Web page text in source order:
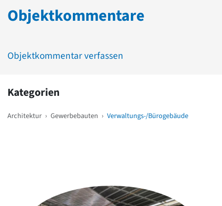
Objektkommentare
Objektkommentar verfassen
Kategorien
Architektur › Gewerbebauten › Verwaltungs-/Bürogebäude